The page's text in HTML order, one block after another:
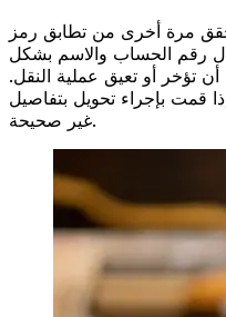
مرة أخرى من تطابق رمز
رقم الحساب والاسم بشكل
تؤخر أو تعيق عملية النقل.
قمت بإجراء تحويل بتفاصيل
غير صحيحة.